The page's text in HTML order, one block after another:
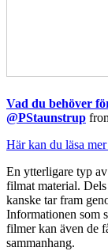
Vad du behöver
@PStaunstrup
Här kan du läsa
En ytterligare typ
filmat material.
kanske tar fram
Informationen som
filmer kan även de
sammanhang.